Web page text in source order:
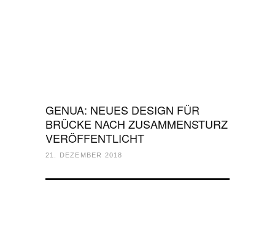
GENUA: NEUES DESIGN FÜR
BRÜCKE NACH ZUSAMMENSTURZ
VERÖFFENTLICHT
21. DEZEMBER 2018